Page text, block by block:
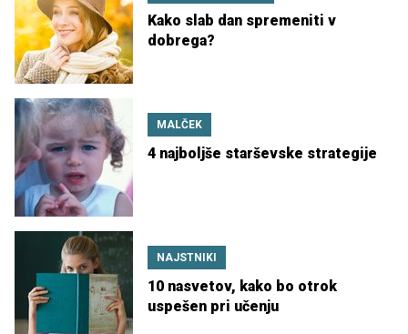
Kako slab dan spremeniti v
dobrega?
MALČEK
4 najboljše starševske strategije
NAJSTNIKI
10 nasvetov, kako bo otrok
uspešen pri učenju